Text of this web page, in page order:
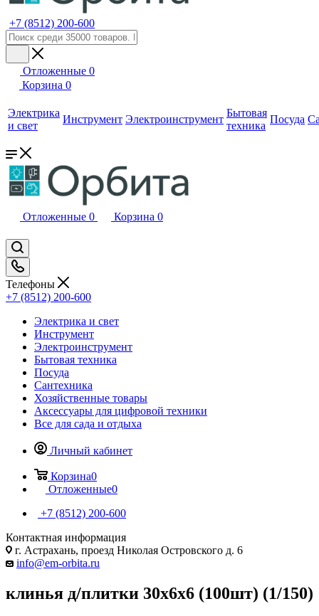
+7 (8512) 200-600
Отложенные 0
Корзина 0
Электрика
и свет
Инструмент Электроинструмент
Бытовая
техника
Посуда
Отложенные 0 Корзина 0
Телефоны
+7 (8512) 200-600
Электрика и свет
Инструмент
Электроинструмент
Бытовая техника
Посуда
Сантехника
Хозяйственные товары
Аксессуары для цифровой техники
Все для сада и отдыха
Личный кабинет
Корзина0
Отложенные0
+7 (8512) 200-600
Контактная информация
г. Астрахань, проезд Николая Островского д. 6
info@em-orbita.ru
клинья д/плитки 30х6х6 (100шт) (1/150)